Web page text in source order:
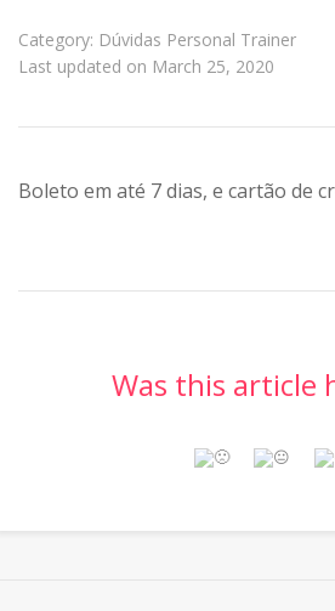
Category: Dúvidas Personal Trainer
Last updated on March 25, 2020
Boleto em até 7 dias, e cartão de
Was this article